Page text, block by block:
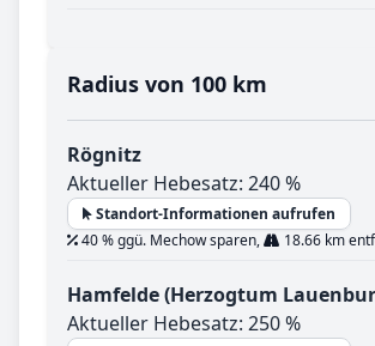
Radius von 100 km
Rögnitz
Aktueller Hebesatz: 240 %
Standort-Informationen aufrufen
40 % ggü. Mechow sparen,
18.66 km
Hamfelde (Herzogtum
Aktueller Hebesatz: 250 %